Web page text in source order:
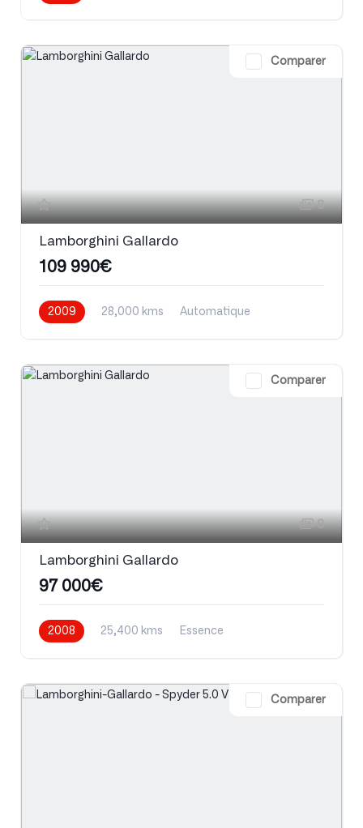
Comparer
8
Lamborghini Gallardo
109 990€
2009 28,000 kms
Automatique
Comparer
8
Lamborghini Gallardo
97 000€
2008 25,400 kms Essence
Comparer